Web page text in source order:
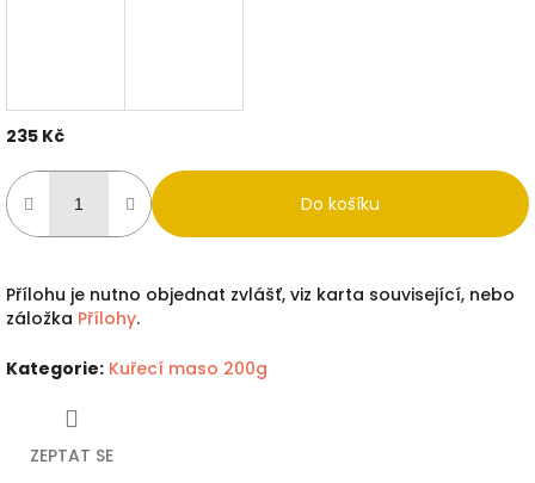
235 Kč
cena:
Do košíku
Přílohu je nutno objednat zvlášť, viz karta související, nebo
záložka Přílohy.
Kategorie: Kuřecí maso 200g
ZEPTAT SE